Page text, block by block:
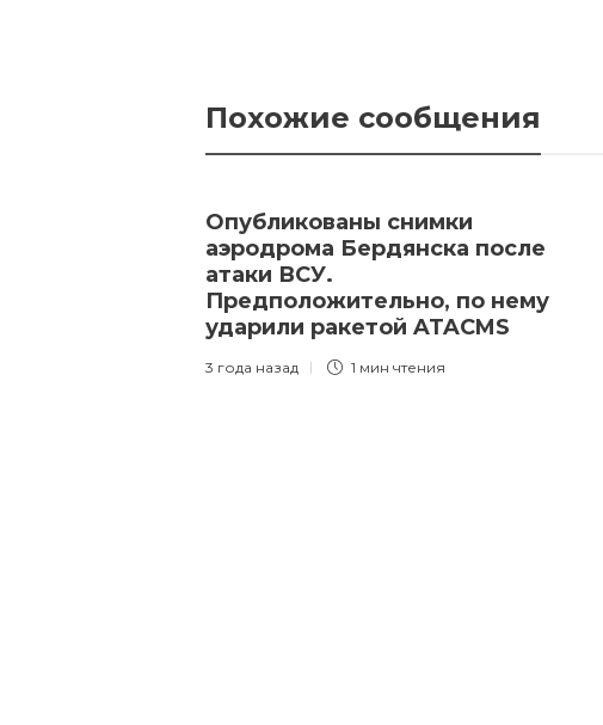
Похожие сообщения
Опубликованы снимки
аэродрома Бердянска после
атаки ВСУ.
Предположительно, по нему
ударили ракетой ATACMS
3 года назад 1 мин чтения